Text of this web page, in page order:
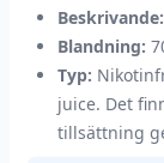
Beskrivande:
Blandning:
Typ:
juice. Det
tillsättning